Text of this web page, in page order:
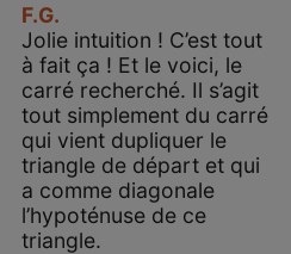
F.G.
Jolie intuition ! C’est tout
à fait ça ! Et le voici, le
carré recherché. Il s’agit
tout simplement du carré
qui vient dupliquer le
triangle de départ et qui
a comme diagonale
l’hypoténuse de ce
triangle.